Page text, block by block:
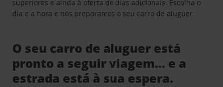
superiores e ainda à oferta de dias adicionais. Escolha o
dia e a hora e nós preparamos o seu carro de aluguer.
O seu carro de aluguer está
pronto a seguir viagem… e a
estrada está à sua espera.